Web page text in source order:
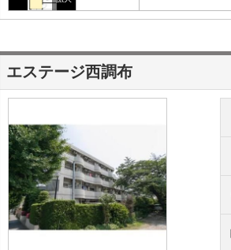
エステージ西調布